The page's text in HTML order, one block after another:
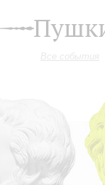
Все события